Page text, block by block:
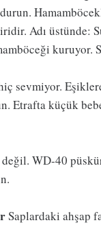
Adı üstünde:
kuruyor.
sevmiyor.
Etrafta küçük
WD-40
Saplardaki ahşap